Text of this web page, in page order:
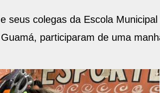
seus colegas da Escola Municipal
participaram de uma